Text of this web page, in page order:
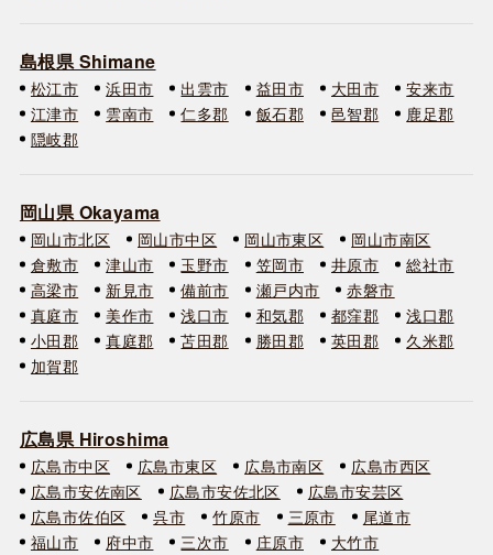
島根県 Shimane
松江市 浜田市 出雲市 益田市 大田市
安来市
江津市
雲南市 仁多郡 飯石郡 邑智郡
鹿足郡
隠岐郡
岡山県 Okayama
岡山市北区 岡山市中区 岡山市東区
岡山市南区
倉敷市
津山市 玉野市 笠岡市 井原市
総社市
高梁市
新見市 備前市 瀬戸内市
赤磐市
真庭市
美作市 浅口市 和気郡 都窪郡
浅口郡
小田郡
真庭郡 苫田郡 勝田郡 英田郡
久米郡
加賀郡
広島県 Hiroshima
広島市中区 広島市東区 広島市南区
広島市西区
広島市安佐南区
広島市安佐北区
広島市安芸区
広島市佐伯区
呉市 竹原市 三原市
尾道市
福山市
府中市 三次市 庄原市 大竹市